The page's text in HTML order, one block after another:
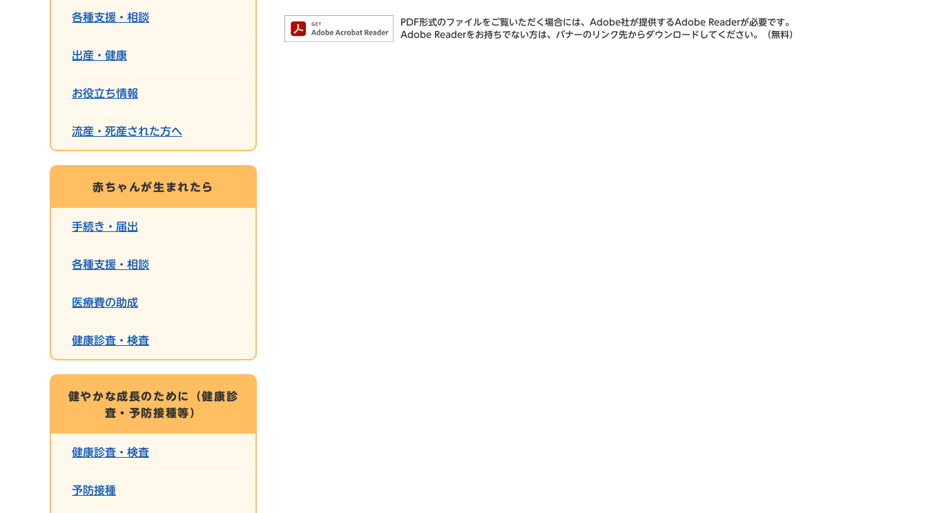
PDF形式のファイルをご覧いただく場合には、Adobe社が提供するAdobe Readerが必要です。
Adobe Readerをお持ちでない方は、バナーのリンク先からダウンロードしてください。（無料）
各種支援・相談
出産・健康
お役立ち情報
流産・死産された方へ
赤ちゃんが生まれたら
手続き・届出
各種支援・相談
医療費の助成
健康診査・検査
健やかな成長のために（健康診
査・予防接種等）
健康診査・検査
予防接種